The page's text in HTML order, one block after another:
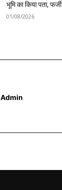
भूमि का किया पता,
01/08/2026
Admin